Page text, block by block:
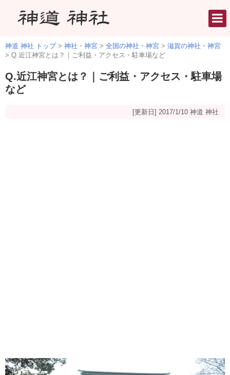
神道 神社 トップ> 神社・神宮 > 全国の神社・神宮 > 滋賀の神社・神宮
> Q.近江神宮とは？｜ご利益・アクセス・駐車場など
Q.近江神宮とは？｜ご利益・アクセス・駐車場
など
[更新日] 2017/1/10 神道 神社